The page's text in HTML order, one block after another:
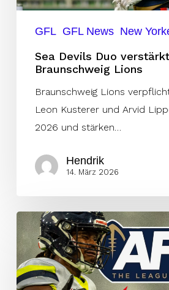
GFL GFL News New
Sea Devils Duo verstärkt
Braunschweig Lions
Braunschweig Lions
Leon Kusterer und Arvid
2026 und stärken…
Hendrik
14. März 2026
Transfer-
Coup
um
Darrell